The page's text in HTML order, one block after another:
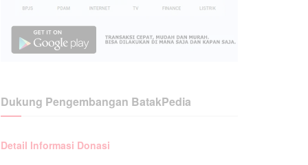
Dukung Pengembangan BatakPedia
Detail Informasi Donasi